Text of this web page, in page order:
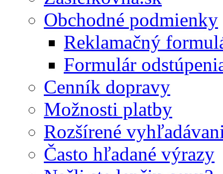
Obchodné podmienky
Reklamačný
Formulár
Cenník dopravy
Možnosti platby
Rozšírené
Často hľadané výrazy